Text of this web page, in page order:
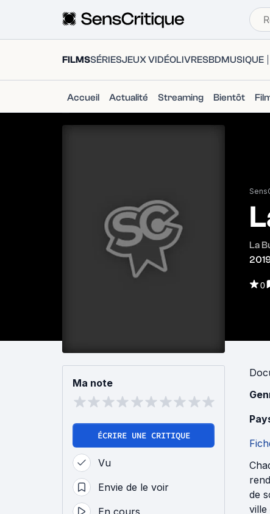
FILMSSÉRIESJEUX VIDÉOLIVRESBDMUSIQUE
Accueil Actualité Streaming Bientôt
La
0
Ma note
ÉCRIRE UNE CRITIQUE
Vu
Envie de le voir
En cours
de
ville